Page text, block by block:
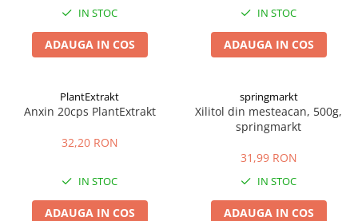
IN STOC
ADAUGA IN COS
IN STOC
ADAUGA IN COS
PlantExtrakt
Anxin 20cps PlantExtrakt
32,20 RON
IN STOC
ADAUGA IN COS
springmarkt
Xilitol din mesteacan, 500g,
springmarkt
31,99 RON
IN STOC
ADAUGA IN COS